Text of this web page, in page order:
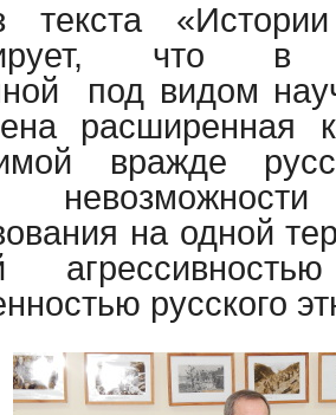
текста
что в
под видом
расширенная
вражде
на одной
русского